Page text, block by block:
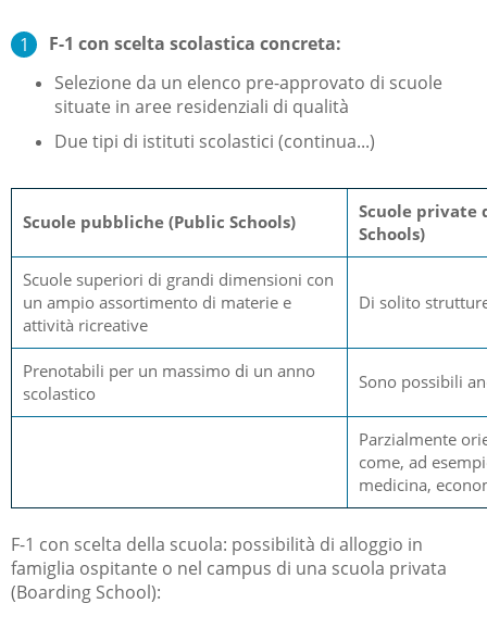
F-1 con scelta scolastica concreta:
Selezione da un elenco pre-approvato di scuole
situate in aree residenziali di qualità
Due tipi di istituti scolastici (continua...)
Scuole pubbliche (Public Schools)
Scuole private
Schools)
Scuole superiori di grandi dimensioni con
un ampio assortimento di materie e
attività ricreative
Di solito
Prenotabili per un massimo di un anno
scolastico
Sono possibili
Parzialmente
come, ad
medicina,
F-1 con scelta della scuola: possibilità di alloggio in
famiglia ospitante o nel campus di una scuola privata
(Boarding School):